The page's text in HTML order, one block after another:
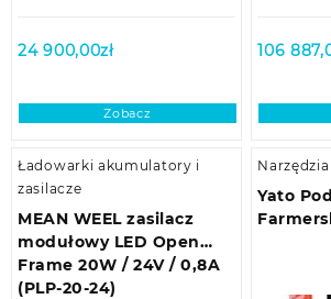
24 900,00zł
Zobacz
106
Ładowarki akumulatory i
zasilacze
MEAN WEEL zasilacz
modułowy LED Open
Frame 20W / 24V / 0,8A
(PLP-20-24)
Yato